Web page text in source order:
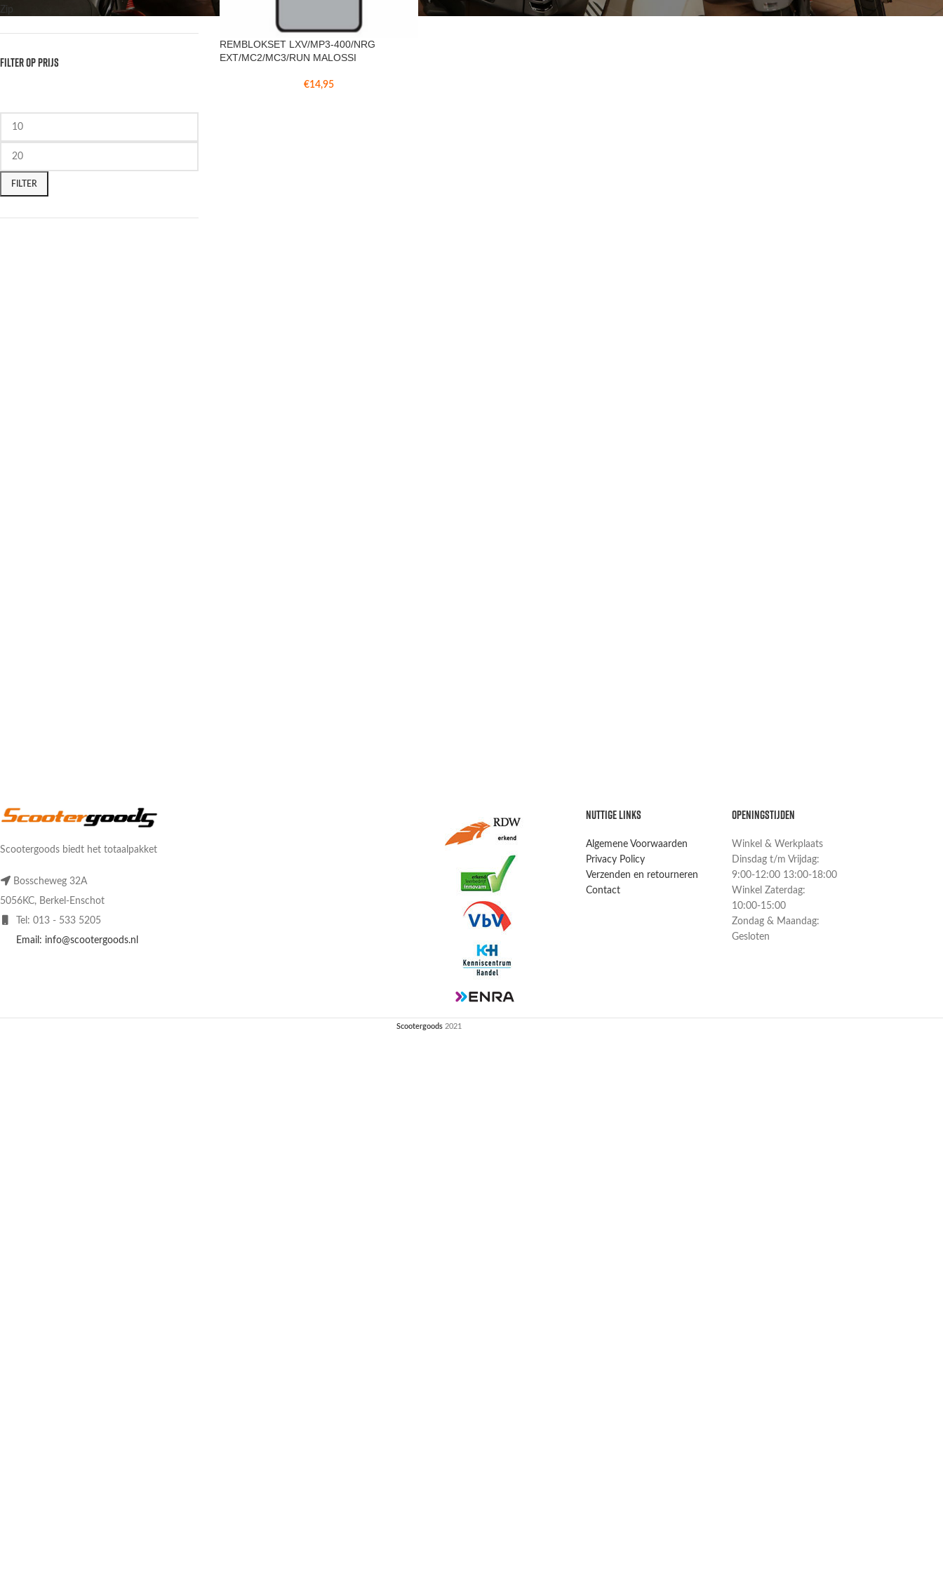
Zip
FILTER OP PRIJS
FILTER
REMBLOKSET LXV/MP3-400/NRG
EXT/MC2/MC3/RUN MALOSSI
€14,95
Scootergoods biedt het totaalpakket
Bosscheweg 32A
5056KC, Berkel-Enschot
Tel: 013 - 533 5205
Email: info@scootergoods.nl
NUTTIGE LINKS
Algemene Voorwaarden
Privacy Policy
Verzenden en retourneren
Contact
OPENINGSTIJDEN
Winkel & Werkplaats
Dinsdag t/m Vrijdag:
9:00-12:00 13:00-18:00
Winkel Zaterdag:
10:00-15:00
Zondag & Maandag:
Gesloten
Scootergoods2021